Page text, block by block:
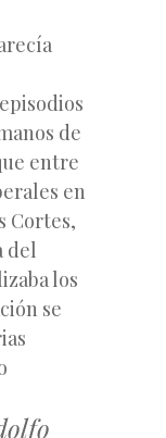
de
entre
en
Cortes,
del
los
se